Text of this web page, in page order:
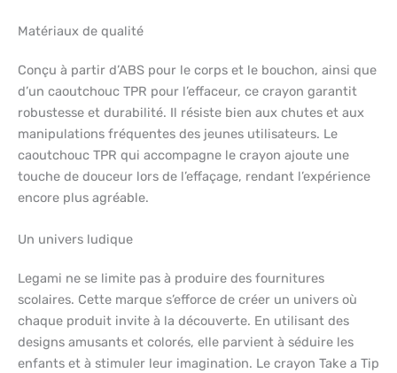
Matériaux de qualité
Conçu à partir d’ABS pour le corps et le bouchon, ainsi que
d’un caoutchouc TPR pour l’effaceur, ce crayon garantit
robustesse et durabilité. Il résiste bien aux chutes et aux
manipulations fréquentes des jeunes utilisateurs. Le
caoutchouc TPR qui accompagne le crayon ajoute une
touche de douceur lors de l’effaçage, rendant l’expérience
encore plus agréable.
Un univers ludique
Legami ne se limite pas à produire des fournitures
scolaires. Cette marque s’efforce de créer un univers où
chaque produit invite à la découverte. En utilisant des
designs amusants et colorés, elle parvient à séduire les
enfants et à stimuler leur imagination. Le crayon Take a Tip